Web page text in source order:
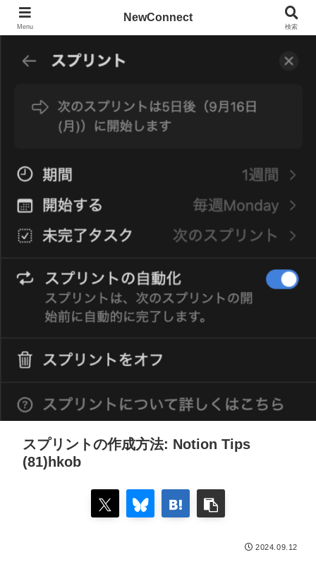
スプリントの作成方法: Notion Tips
(81)hkob
2024.09.12
Menu
NewConnect
検索